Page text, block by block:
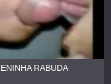
RABUDA